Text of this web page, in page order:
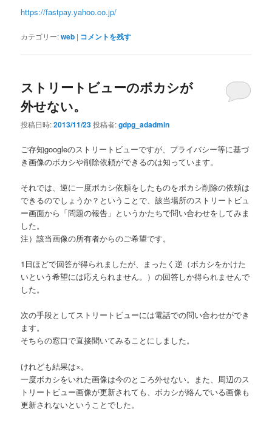
https://fastpay.yahoo.co.jp/
カテゴリー:web | コメントを残す
ストリートビューのボカシが
外せない。
投稿日時:2013/11/23投稿者:gdpg_adadmin
ご存知googleのストリートビューですが、プライバシー等に基づ
き画像のボカシや削除依頼ができるのは知っています。
それでは、逆に一度ボカシ依頼をしたものをボカシ削除の依頼は
できるのでしょうか？ということで、該当場所のストリートビュ
ー画面から「問題の報告」というかたちで問い合わせをしてみま
した。
注）該当画像の所有者からのご希望です。
1日ほどで回答が得られましたが、まったく逆（ボカシをかけた
いという希望には応えられません。）の回答しか得られませんで
した。
次の手段としてストリートビューには電話での問い合わせができ
ます。
そちらの窓口で直接聞いてみることにしました。
けれども結果は×。
一度ボカシをいれた画像は今のところ外せない。また、周辺のス
トリートビュー画像が更新されても、ボカシが絡んでいる画像も
更新されないということでした。